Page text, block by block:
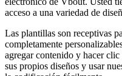
acceso a una variedad de
Las plantillas son receptivas
completamente
agregar contenido y hacer
sus propios diseños y usar